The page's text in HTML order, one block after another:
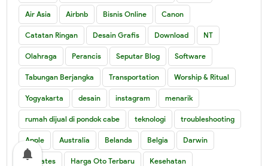
Air Asia Airbnb Bisnis Online Canon
Catatan Ringan Desain Grafis Download NT
Olahraga Perancis Seputar Blog Software
Tabungan Berjangka Transportation Worship & Ritual
Yogyakarta desain instagram menarik
rumah dijual di pondok cabe teknologi troubleshooting
Apple Australia Belanda Belgia Darwin
Emirates Harga Oto Terbaru Kesehatan
notifications